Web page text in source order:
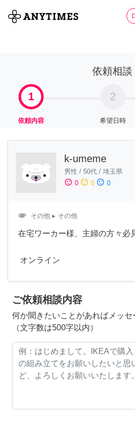
全て
依頼相談
1
依頼内容
2
希望日時
k-umeme
男性 / 50代 / 埼玉県
sentiment_satisfied 0 sentiment_neutral 0 sentiment_dissatisfied 0
attachment その他 ▸ その他
在宅ワーカー様、主婦の方々必
オンライン
ご依頼相談内容
何か聞きたいことがあればメッ
（文字数は500字以内）